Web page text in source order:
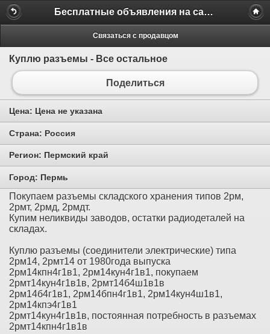
Бесплатные объявления на сайте MILAMO.ru
Связаться с продавцом
Куплю разъемы - Все остальное
Поделиться
Цена: Цена не указана
Страна: Россия
Регион: Пермский край
Город: Пермь
Покупаем разъемы складского хранения типов 2рм,
2рмт, 2рмд, 2рмдт.
Купим неликвиды заводов, остатки радиодеталей на
складах.
Куплю разъемы (соединители электрические) типа
2рм14, 2рмт14 от 1980года выпуска
2рм14кпн4г1в1, 2рм14кун4г1в1, покупаем
2рмт14кун4г1в1в, 2рмт14б4ш1в1в
2рм14б4г1в1, 2рм14бпн4г1в1, 2рм14кун4ш1в1,
2рм14кпэ4г1в1
2рмт14кун4г1в1в, постоянная потребность в разъемах
2рмт14кпн4г1в1в